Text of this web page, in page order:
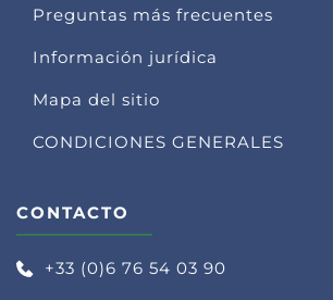
Preguntas más frecuentes
Información jurídica
Mapa del sitio
CONDICIONES GENERALES
CONTACTO
+33 (0)6 76 54 03 90